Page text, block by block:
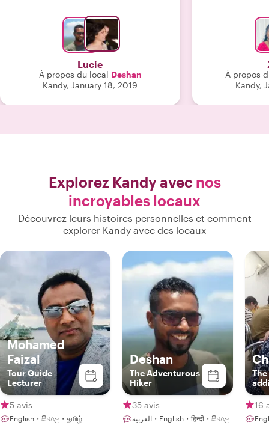
Lucie
À propos du local Deshan
Kandy, January 18, 2019
À propos
Kandy,
Explorez Kandy avec nos
incroyables locaux
Découvrez leurs histoires personnelles et comment
explorer Kandy avec des locaux
Mohamed
Faizal
Tour Guide
Lecturer
5 avis
English・සිංහල・தமிழ்
Deshan
The Adventurous
Hiker
35 avis
العربية・English・हिन्दी・සිංහල
16